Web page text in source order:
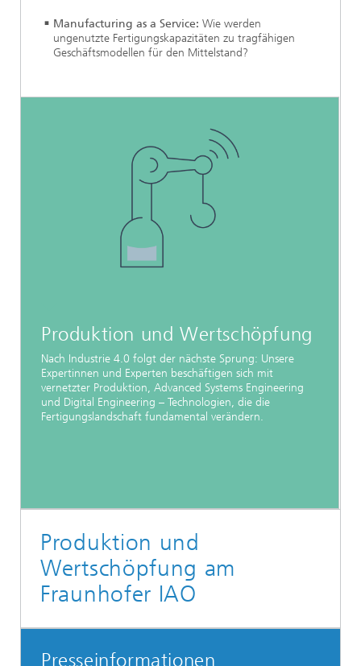
Manufacturing as a Service: Wie werden
ungenutzte Fertigungskapazitäten zu tragfähigen
Geschäftsmodellen für den Mittelstand?
Produktion und Wertschöpfung
Nach Industrie 4.0 folgt der nächste Sprung: Unsere
Expertinnen und Experten beschäftigen sich mit
vernetzter Produktion, Advanced Systems Engineering
und Digital Engineering – Technologien, die die
Fertigungslandschaft fundamental verändern.
Produktion und
Wertschöpfung am
Fraunhofer IAO
Presseinformationen